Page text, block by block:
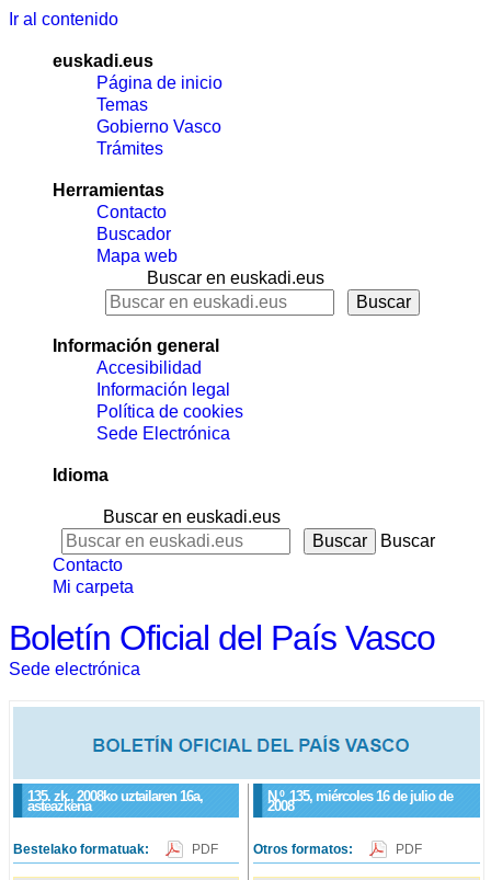
Ir al contenido
euskadi.eus
Página de inicio
Temas
Gobierno Vasco
Trámites
Herramientas
Contacto
Buscador
Mapa web
Buscar en euskadi.eus
Información general
Accesibilidad
Información legal
Política de cookies
Sede Electrónica
Idioma
Buscar en euskadi.eus
Buscar
Contacto
Mi carpeta
Boletín Oficial del País Vasco
Sede electrónica
135. zk., 2008ko uztailaren 16a,
asteazkena
N.º 135, miércoles 16 de julio de
2008
Bestelako formatuak: PDF Otros formatos: PDF